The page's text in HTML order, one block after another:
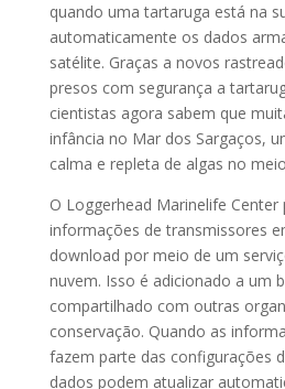
quando uma tartaruga está na
automaticamente os dados
satélite. Graças a novos
presos com segurança a
cientistas agora sabem que
infância no Mar dos Sargaços,
calma e repleta de algas no
O Loggerhead Marinelife
informações de transmissores
download por meio de um
nuvem. Isso é adicionado a um
compartilhado com outras
conservação. Quando as
fazem parte das configurações
dados podem atualizar